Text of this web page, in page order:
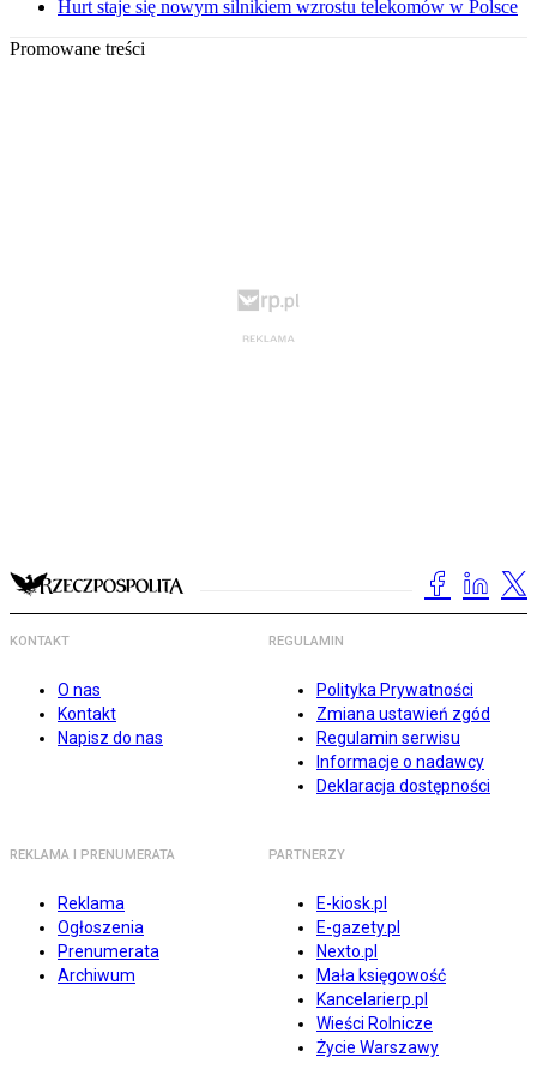
Hurt staje się nowym silnikiem wzrostu telekomów w Polsce
Promowane treści
KONTAKT
O nas
Kontakt
Napisz do nas
REGULAMIN
Polityka Prywatności
Zmiana ustawień zgód
Regulamin serwisu
Informacje o nadawcy
Deklaracja dostępności
REKLAMA I PRENUMERATA
Reklama
Ogłoszenia
Prenumerata
Archiwum
PARTNERZY
E-kiosk.pl
E-gazety.pl
Nexto.pl
Mała księgowość
Kancelarierp.pl
Wieści Rolnicze
Życie Warszawy